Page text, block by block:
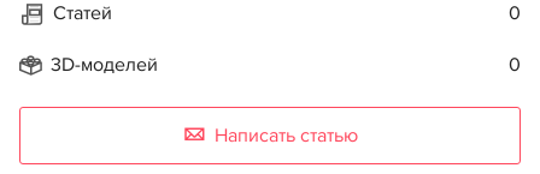
Статей 0
3D-моделей 0
Написать статью